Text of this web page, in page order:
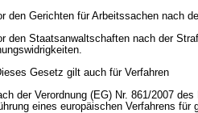
den Gerichten für Arbeitssachen nach
den Staatsanwaltschaften nach der
Gesetz gilt auch für Verfahren
der Verordnung (EG) Nr. 861/2007
eines europäischen Verfahrens